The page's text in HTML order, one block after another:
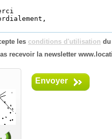
les conditions d'utilisation
recevoir la newsletter
Envoyer